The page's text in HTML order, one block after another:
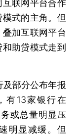
联网平台合作
式的主角。但
加互联网平台
助贷模式走到
部分公布年报
有13家银行在
或总量明显压
明显减缓。但